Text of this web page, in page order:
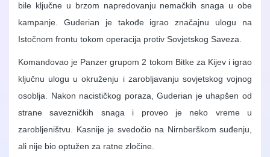
bile ključne u brzom napredovanju nemačkih snaga u obe
kampanje. Guderian je takođe igrao značajnu ulogu na
Istočnom frontu tokom operacija protiv Sovjetskog Saveza.
Komandovao je Panzer grupom 2 tokom Bitke za Kijev i igrao
ključnu ulogu u okruženju i zarobljavanju sovjetskog vojnog
osoblja. Nakon nacističkog poraza, Guderian je uhapšen od
strane savezničkih snaga i proveo je neko vreme u
zarobljeništvu. Kasnije je svedočio na Nirnberškom suđenju,
ali nije bio optužen za ratne zločine.